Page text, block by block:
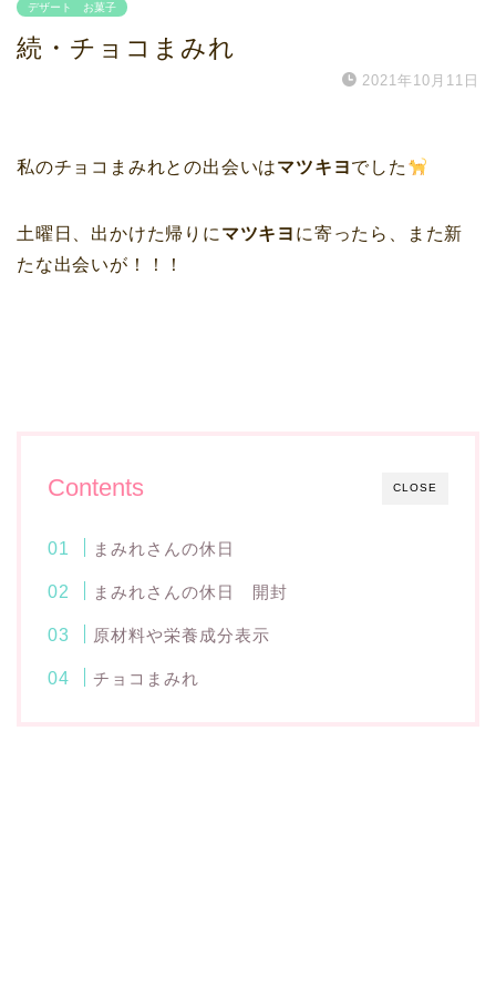
デザート お菓子
続・チョコまみれ
2021年10月11日
私のチョコまみれとの出会いはマツキヨでした
土曜日、出かけた帰りに マツキヨ に寄ったら、また新
たな出会いが！！！
CLOSE
Contents
まみれさんの休日
まみれさんの休日 開封
原材料や栄養成分表示
チョコまみれ